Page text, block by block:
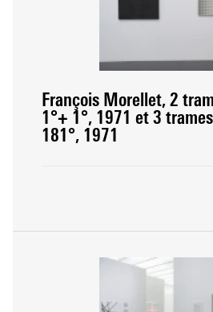
François Morellet, 2
1°+ 1°, 1971 et 3
181°, 1971